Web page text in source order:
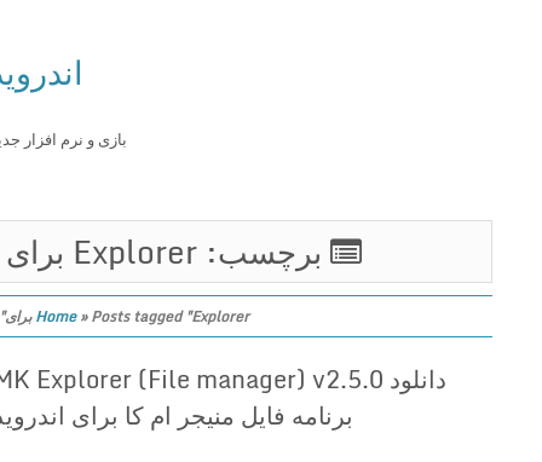
اندروید
بازی و نرم افزار جدید
برچسب: Explorer برای
Home»Posts tagged "Explorer برای"
دانلود MK Explorer (File manager) v2.5.0
برنامه فایل منیجر ام کا برای اندروید